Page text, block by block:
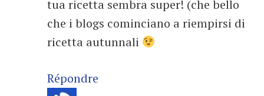
tua ricetta sembra super! (che bello
che i blogs cominciano a riempirsi di
ricetta autunnali
Répondre